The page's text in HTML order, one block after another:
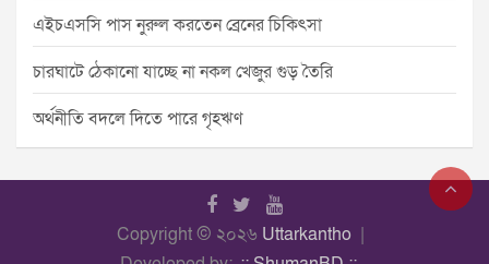
এইচএসসি পাস নুরুল করতেন ব্রেনের চিকিৎসা
চারঘাটে ঠেকানো যাচ্ছে না নকল খেজুর গুড় তৈরি
অর্থনীতি বদলে দিতে পারে গৃহঋণ
Copyright © ২০২৬ Uttarkantho